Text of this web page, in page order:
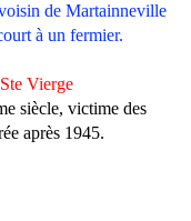
de Martainneville
à un fermier.
Vierge
siècle, victime des
après 1945.